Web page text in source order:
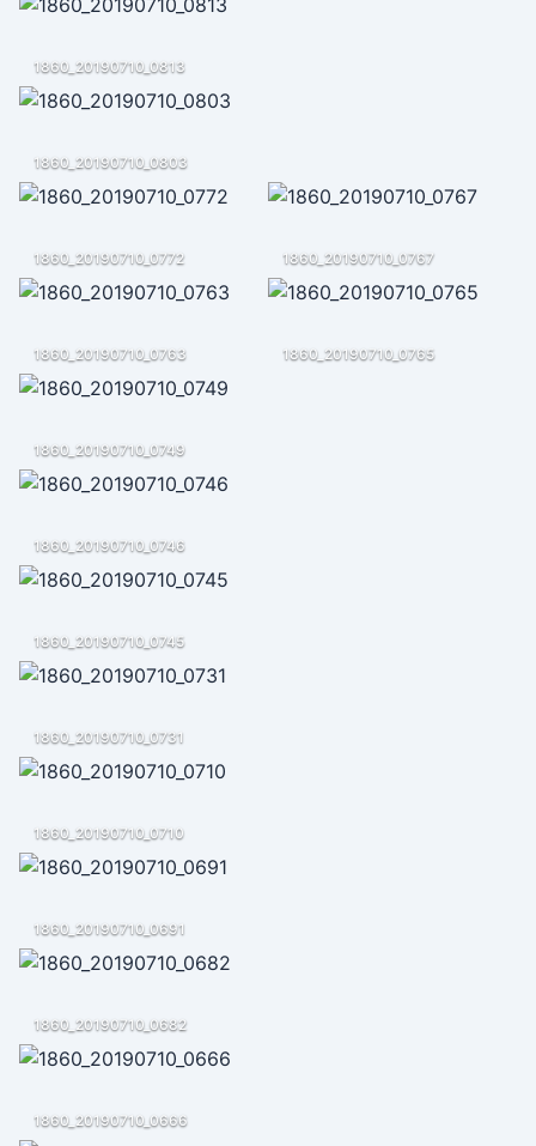
1860_20190710_0813
1860_20190710_0803
1860_20190710_0772 1860_20190710_0767
1860_20190710_0763 1860_20190710_0765
1860_20190710_0749
1860_20190710_0746
1860_20190710_0745
1860_20190710_0731
1860_20190710_0710
1860_20190710_0691
1860_20190710_0682
1860_20190710_0666